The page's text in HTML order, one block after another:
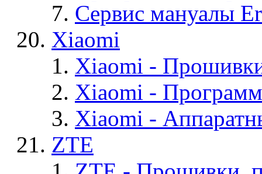
Сервис мануалы
Xiaomi
Xiaomi -
Xiaomi -
Xiaomi -
ZTE